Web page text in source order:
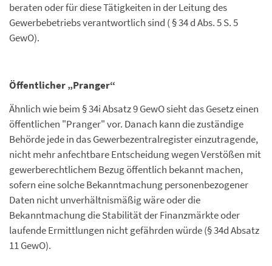
beraten oder für diese Tätigkeiten in der Leitung des
Gewerbebetriebs verantwortlich sind ( § 34 d Abs. 5 S. 5
GewO).
Öffentlicher „Pranger“
Ähnlich wie beim § 34i Absatz 9 GewO sieht das Gesetz einen
öffentlichen "Pranger" vor. Danach kann die zuständige
Behörde jede in das Gewerbezentralregister einzutragende,
nicht mehr anfechtbare Entscheidung wegen Verstößen mit
gewerberechtlichem Bezug öffentlich bekannt machen,
sofern eine solche Bekanntmachung personenbezogener
Daten nicht unverhältnismäßig wäre oder die
Bekanntmachung die Stabilität der Finanzmärkte oder
laufende Ermittlungen nicht gefährden würde (§ 34d Absatz
11 GewO).